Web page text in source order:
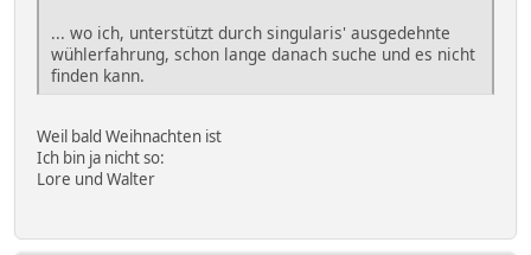
... wo ich, unterstützt durch singularis' ausgedehnte
wühlerfahrung, schon lange danach suche und es nicht
finden kann.
Weil bald Weihnachten ist
Ich bin ja nicht so:
Lore und Walter